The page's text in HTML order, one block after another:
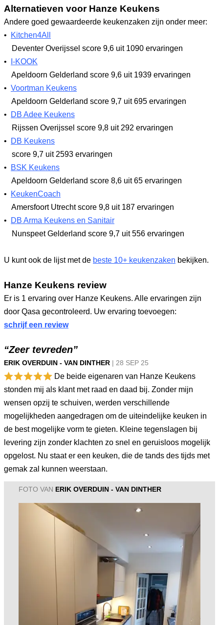
Alternatieven voor Hanze Keukens
Andere goed gewaardeerde keukenzaken zijn onder meer:
•
Kitchen4All
Deventer Overijssel score 9,6 uit 1090 ervaringen
•
I-KOOK
Apeldoorn Gelderland score 9,6 uit 1939 ervaringen
• Voortman Keukens
Apeldoorn Gelderland score 9,7 uit 695 ervaringen
•
DB Adee Keukens
Rijssen Overijssel score 9,8 uit 292 ervaringen
•
DB Keukens
score 9,7 uit 2593 ervaringen
•
BSK Keukens
Apeldoorn Gelderland score 8,6 uit 65 ervaringen
•
KeukenCoach
Amersfoort Utrechtscore 9,8 uit 187 ervaringen
•
DB Arma Keukens en Sanitair
Nunspeet Gelderland score 9,7 uit 556 ervaringen
U kunt ook de lijst met de beste 10+ keukenzaken bekijken.
Hanze Keukens review
Er is 1 ervaring over Hanze Keukens. Alle ervaringen zijn
door Qasa gecontroleerd. Uw ervaring toevoegen:
schrijf een review
“Zeer tevreden”
ERIK OVERDUIN - VAN DINTHER | 28 SEP 25
De beide eigenaren van Hanze Keukens
stonden mij als klant met raad en daad bij. Zonder mijn
wensen opzij te schuiven, werden verschillende
mogelijkheden aangedragen om de uiteindelijke keuken in
de best mogelijke vorm te gieten. Kleine tegenslagen bij
levering zijn zonder klachten zo snel en geruisloos mogelijk
opgelost. Nu staat er een keuken, die de tands des tijds met
gemak zal kunnen weerstaan.
FOTO VAN ERIK OVERDUIN - VAN DINTHER